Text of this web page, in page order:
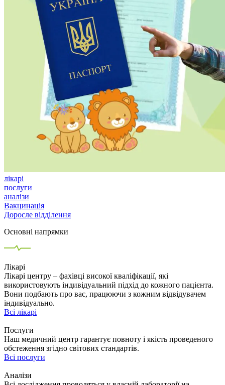
лікарі
послуги
аналізи
Вакцинація
Доросле відділення
Основні напрямки
Лікарі
Лікарі центру – фахівці високої кваліфікації, які
використовують індивідуальний підхід до кожного пацієнта.
Вони подбають про вас, працюючи з кожним відвідувачем
індивідуально.
Всі лікарі
Послуги
Наш медичний центр гарантує повноту і якість проведеного
обстеження згідно світових стандартів.
Всі послуги
Аналізи